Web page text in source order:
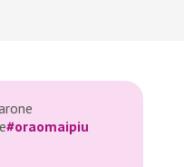
#oraomaipiu